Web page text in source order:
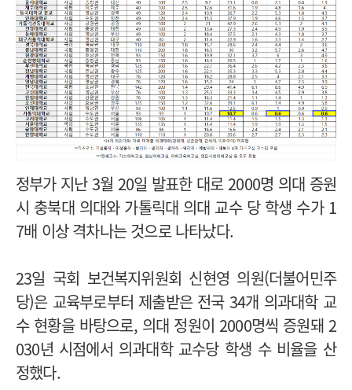
정부가 지난 3월 20일 발표한 대로 2000명 의대 증원
시 충북대 의대와 가톨릭대 의대 교수 당 학생 수가 1
7배 이상 격차나는 것으로 나타났다.
23일 국회 보건복지위원회 신현영 의원(더불어민주
당)은 교육부로부터 제출받은 전국 34개 의과대학 교
수 현황을 바탕으로, 의대 정원이 2000명씩 증원돼 2
030년 시점에서 의과대학 교수당 학생 수 비율을 산
정했다.